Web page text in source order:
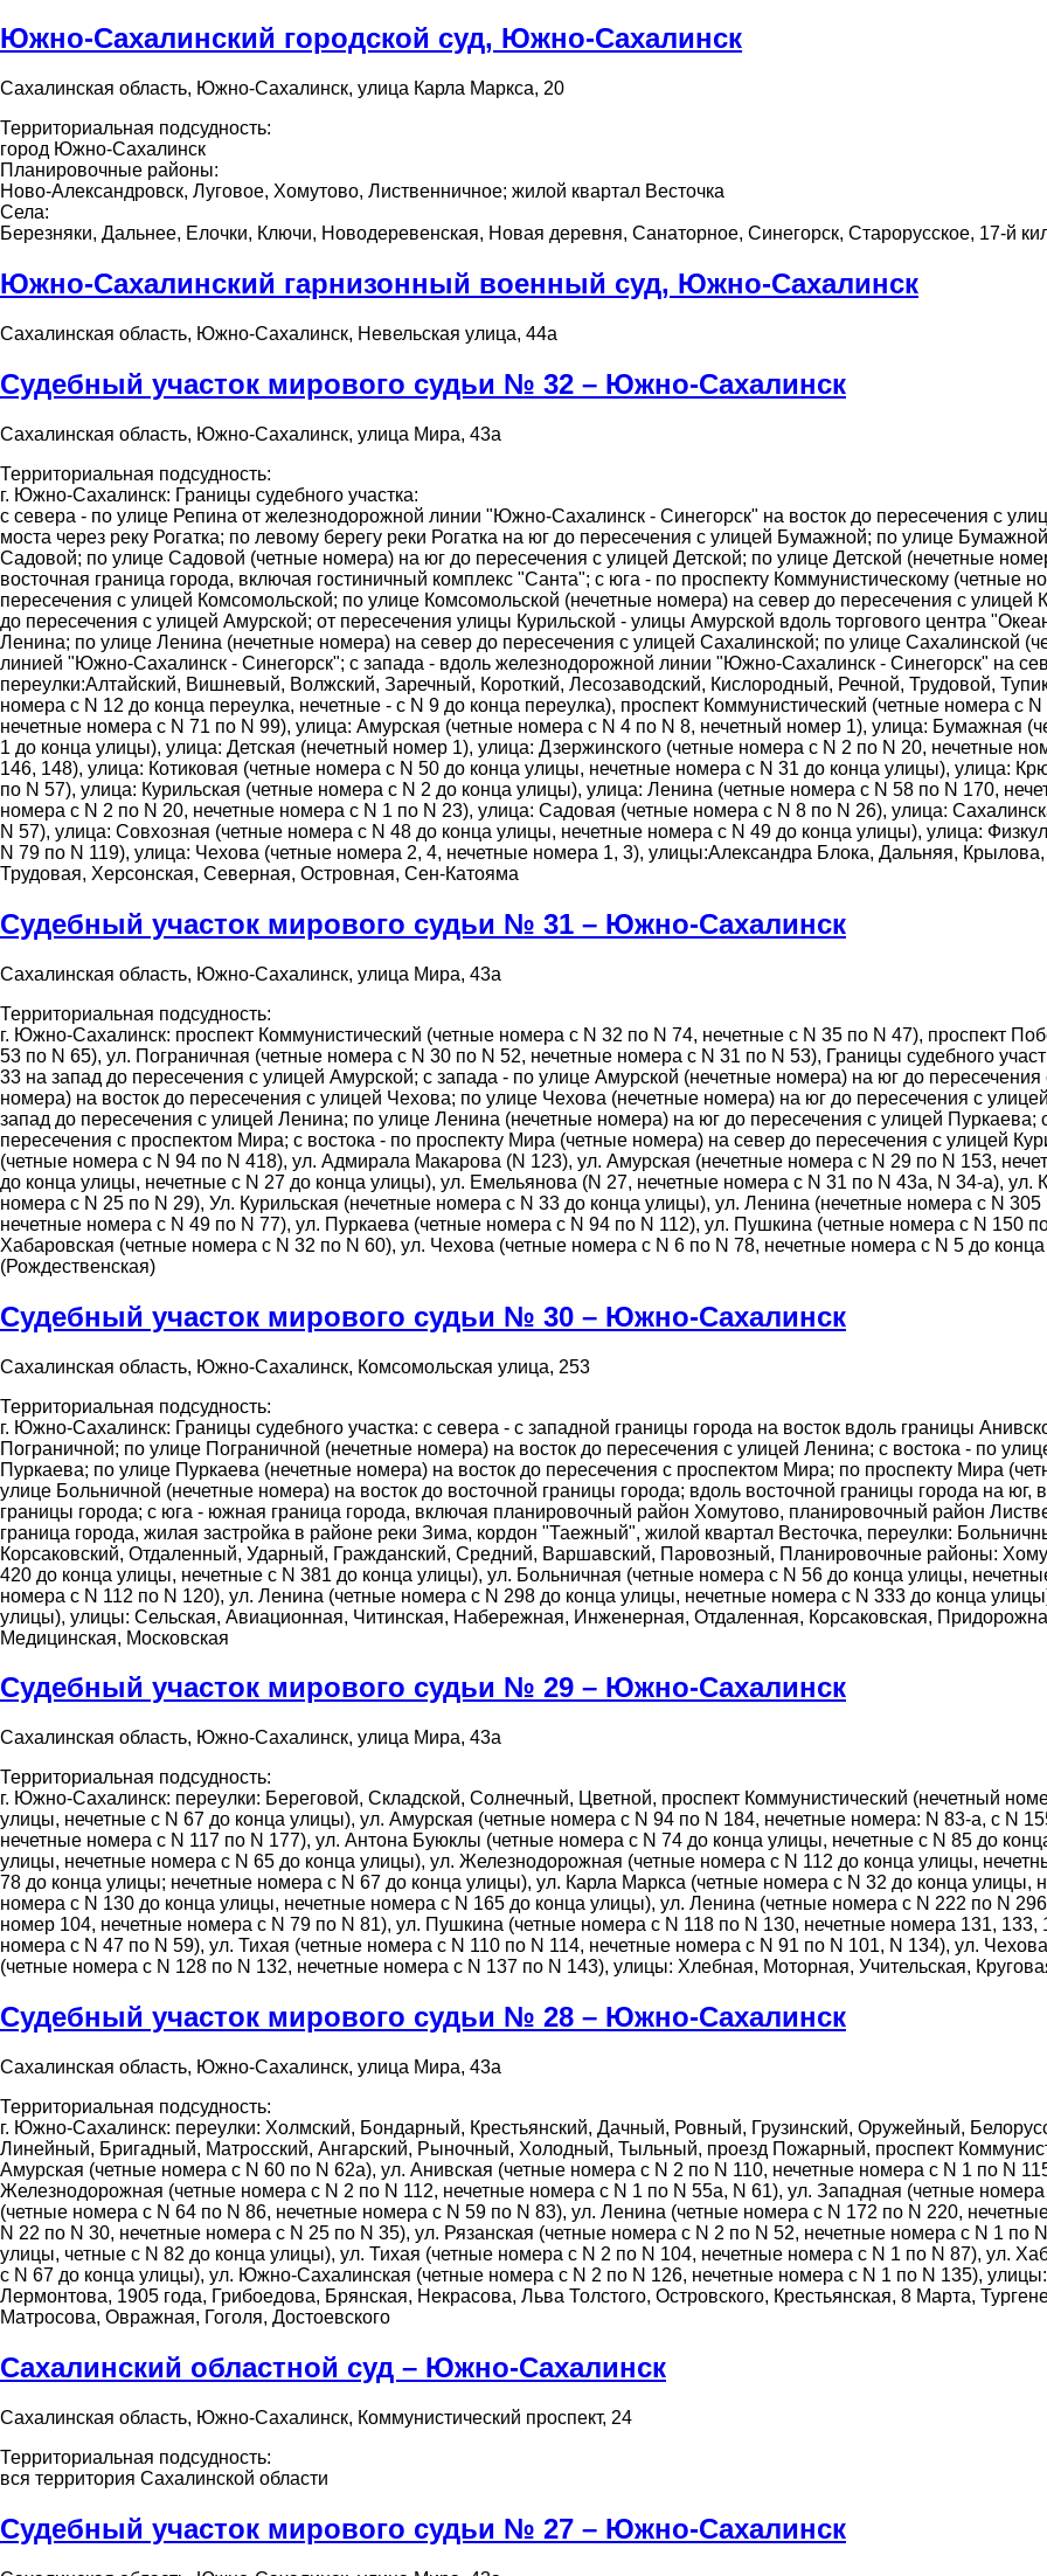
Южно-Сахалинский городской суд, Южно-Сахалинск
Сахалинская область, Южно-Сахалинск, улица Карла Маркса, 20
Территориальная подсудность:
город Южно-Сахалинск
Планировочные районы:
Ново-Александровск, Луговое, Хомутово, Лиственничное; жилой квартал Весточка
Села:
Березняки, Дальнее, Елочки, Ключи, Новодеревенская, Новая деревня, Санаторное, Синегорск, Старорусское, 17-й
Южно-Сахалинский гарнизонный военный суд, Южно-Сахалинск
Сахалинская область, Южно-Сахалинск, Невельская улица, 44а
Судебный участок мирового судьи № 32 – Южно-Сахалинск
Сахалинская область, Южно-Сахалинск, улица Мира, 43а
Территориальная подсудность:
г. Южно-Сахалинск: Границы судебного участка:
с севера - по улице Репина от железнодорожной линии "Южно-Сахалинск - Синегорск" на восток до пересечения с
моста через реку Рогатка; по левому берегу реки Рогатка на юг до пересечения с улицей Бумажной; по улице
Садовой; по улице Садовой (четные номера) на юг до пересечения с улицей Детской; по улице Детской (нечетные
восточная граница города, включая гостиничный комплекс "Санта"; с юга - по проспекту Коммунистическому (четные
пересечения с улицей Комсомольской; по улице Комсомольской (нечетные номера) на север до пересечения с улицей
до пересечения с улицей Амурской; от пересечения улицы Курильской - улицы Амурской вдоль торгового центра
Ленина; по улице Ленина (нечетные номера) на север до пересечения с улицей Сахалинской; по улице Сахалинской
линией "Южно-Сахалинск - Синегорск"; с запада - вдоль железнодорожной линии "Южно-Сахалинск - Синегорск" на
переулки:Алтайский, Вишневый, Волжский, Заречный, Короткий, Лесозаводский, Кислородный, Речной, Трудовой,
номера с N 12 до конца переулка, нечетные - с N 9 до конца переулка), проспект Коммунистический (четные номера с
нечетные номера с N 71 по N 99), улица: Амурская (четные номера с N 4 по N 8, нечетный номер 1), улица: Бумажная
1 до конца улицы), улица: Детская (нечетный номер 1), улица: Дзержинского (четные номера с N 2 по N 20, нечетные
146, 148), улица: Котиковая (четные номера с N 50 до конца улицы, нечетные номера с N 31 до конца улицы), улица:
по N 57), улица: Курильская (четные номера с N 2 до конца улицы), улица: Ленина (четные номера с N 58 по N 170,
номера с N 2 по N 20, нечетные номера с N 1 по N 23), улица: Садовая (четные номера с N 8 по N 26), улица:
N 57), улица: Совхозная (четные номера с N 48 до конца улицы, нечетные номера с N 49 до конца улицы), улица:
N 79 по N 119), улица: Чехова (четные номера 2, 4, нечетные номера 1, 3), улицы:Александра Блока, Дальняя,
Трудовая, Херсонская, Северная, Островная, Сен-Катояма
Судебный участок мирового судьи № 31 – Южно-Сахалинск
Сахалинская область, Южно-Сахалинск, улица Мира, 43а
Территориальная подсудность:
г. Южно-Cахалинск: проспект Коммунистический (четные номера с N 32 по N 74, нечетные с N 35 по N 47), проспект
53 по N 65), ул. Пограничная (четные номера с N 30 по N 52, нечетные номера с N 31 по N 53), Границы судебного
33 на запад до пересечения с улицей Амурской; с запада - по улице Амурской (нечетные номера) на юг до
номера) на восток до пересечения с улицей Чехова; по улице Чехова (нечетные номера) на юг до пересечения с
запад до пересечения с улицей Ленина; по улице Ленина (нечетные номера) на юг до пересечения с улицей
пересечения с проспектом Мира; с востока - по проспекту Мира (четные номера) на север до пересечения с улицей
(четные номера с N 94 по N 418), ул. Адмирала Макарова (N 123), ул. Амурская (нечетные номера с N 29 по N 153,
до конца улицы, нечетные с N 27 до конца улицы), ул. Емельянова (N 27, нечетные номера с N 31 по N 43а, N 34-a),
номера с N 25 по N 29), Ул. Курильская (нечетные номера с N 33 до конца улицы), ул. Ленина (нечетные номера с N
нечетные номера с N 49 по N 77), ул. Пуркаева (четные номера с N 94 по N 112), ул. Пушкина (четные номера с N 150
Хабаровская (четные номера с N 32 по N 60), ул. Чехова (четные номера с N 6 по N 78, нечетные номера с N 5 до
(Рождественская)
Судебный участок мирового судьи № 30 – Южно-Сахалинск
Сахалинская область, Южно-Сахалинск, Комсомольская улица, 253
Территориальная подсудность:
г. Южно-Сахалинск: Границы судебного участка: с севера - с западной границы города на восток вдоль границы
Пограничной; по улице Пограничной (нечетные номера) на восток до пересечения с улицей Ленина; с востока - по
Пуркаева; по улице Пуркаева (нечетные номера) на восток до пересечения с проспектом Мира; по проспекту Мира
улице Больничной (нечетные номера) на восток до восточной границы города; вдоль восточной границы города на
границы города; с юга - южная граница города, включая планировочный район Хомутово, планировочный район
граница города, жилая застройка в районе реки Зима, кордон "Таежный", жилой квартал Весточка, переулки:
Корсаковский, Отдаленный, Ударный, Гражданский, Средний, Варшавский, Паровозный, Планировочные районы:
420 до конца улицы, нечетные с N 381 до конца улицы), ул. Больничная (четные номера с N 56 до конца улицы,
номера с N 112 по N 120), ул. Ленина (четные номера с N 298 до конца улицы, нечетные номера с N 333 до конца
улицы), улицы: Сельская, Авиационная, Читинская, Набережная, Инженерная, Отдаленная, Корсаковская,
Медицинская, Московская
Судебный участок мирового судьи № 29 – Южно-Сахалинск
Сахалинская область, Южно-Сахалинск, улица Мира, 43а
Территориальная подсудность:
г. Южно-Сахалинск: переулки: Береговой, Складской, Солнечный, Цветной, проспект Коммунистический (нечетный
улицы, нечетные с N 67 до конца улицы), ул. Амурская (четные номера с N 94 по N 184, нечетные номера: N 83-а, с N
нечетные номера с N 117 по N 177), ул. Антона Буюклы (четные номера с N 74 до конца улицы, нечетные с N 85 до
улицы, нечетные номера с N 65 до конца улицы), ул. Железнодорожная (четные номера с N 112 до конца улицы,
78 до конца улицы; нечетные номера с N 67 до конца улицы), ул. Карла Маркса (четные номера с N 32 до конца улицы,
номера с N 130 до конца улицы, нечетные номера с N 165 до конца улицы), ул. Ленина (четные номера с N 222 по N
номер 104, нечетные номера с N 79 по N 81), ул. Пушкина (четные номера с N 118 по N 130, нечетные номера 131,
номера с N 47 по N 59), ул. Тихая (четные номера с N 110 по N 114, нечетные номера с N 91 по N 101, N 134), ул.
(четные номера с N 128 по N 132, нечетные номера с N 137 по N 143), улицы: Хлебная, Моторная, Учительская,
Судебный участок мирового судьи № 28 – Южно-Сахалинск
Сахалинская область, Южно-Сахалинск, улица Мира, 43а
Территориальная подсудность:
г. Южно-Сахалинск: переулки: Холмский, Бондарный, Крестьянский, Дачный, Ровный, Грузинский, Оружейный,
Линейный, Бригадный, Матросский, Ангарский, Рыночный, Холодный, Тыльный, проезд Пожарный, проспект
Амурская (четные номера с N 60 по N 62а), ул. Анивская (четные номера с N 2 по N 110, нечетные номера с N 1 по N
Железнодорожная (четные номера с N 2 по N 112, нечетные номера с N 1 по N 55а, N 61), ул. Западная (четные
(четные номера с N 64 по N 86, нечетные номера с N 59 по N 83), ул. Ленина (четные номера с N 172 по N 220,
N 22 по N 30, нечетные номера с N 25 по N 35), ул. Рязанская (четные номера с N 2 по N 52, нечетные номера с N 1 по
улицы, четные с N 82 до конца улицы), ул. Тихая (четные номера с N 2 по N 104, нечетные номера с N 1 по N 87), ул.
с N 67 до конца улицы), ул. Южно-Сахалинская (четные номера с N 2 по N 126, нечетные номера с N 1 по N 135),
Лермонтова, 1905 года, Грибоедова, Брянская, Некрасова, Льва Толстого, Островского, Крестьянская, 8 Марта,
Матросова, Овражная, Гоголя, Достоевского
Сахалинский областной суд – Южно-Сахалинск
Сахалинская область, Южно-Сахалинск, Коммунистический проспект, 24
Территориальная подсудность:
вся территория Сахалинской области
Судебный участок мирового судьи № 27 – Южно-Сахалинск